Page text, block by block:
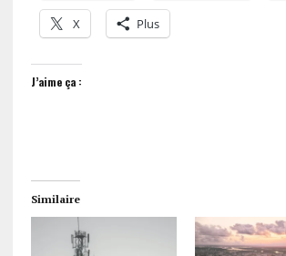
X Plus
J’aime ça :
Similaire